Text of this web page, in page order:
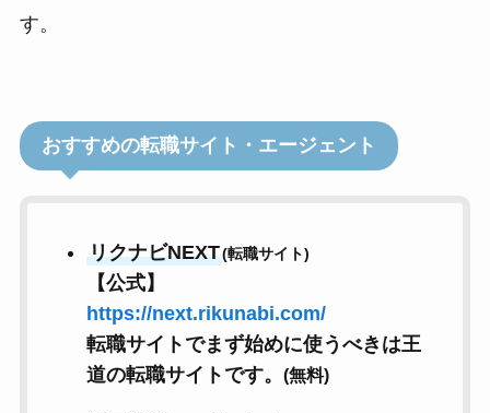
す。
おすすめの転職サイト・エージェント
リクナビNEXT(転職サイト)
【公式】
https://next.rikunabi.com/
転職サイトでまず始めに使うべきは王
道の転職サイトです。 (無料)